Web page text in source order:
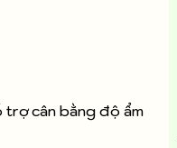
trợ cân bằng độ ẩm